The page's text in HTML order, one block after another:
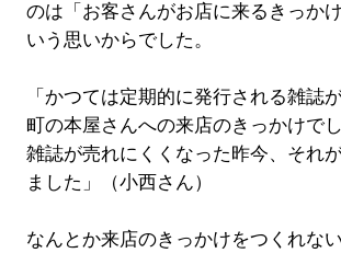
のは「お客さんがお店に来るきっか
いう思いからでした。
「かつては定期的に発行される雑誌
町の本屋さんへの来店のきっかけで
雑誌が売れにくくなった昨今、それ
ました」（小西さん）
なんとか来店のきっかけをつくれな